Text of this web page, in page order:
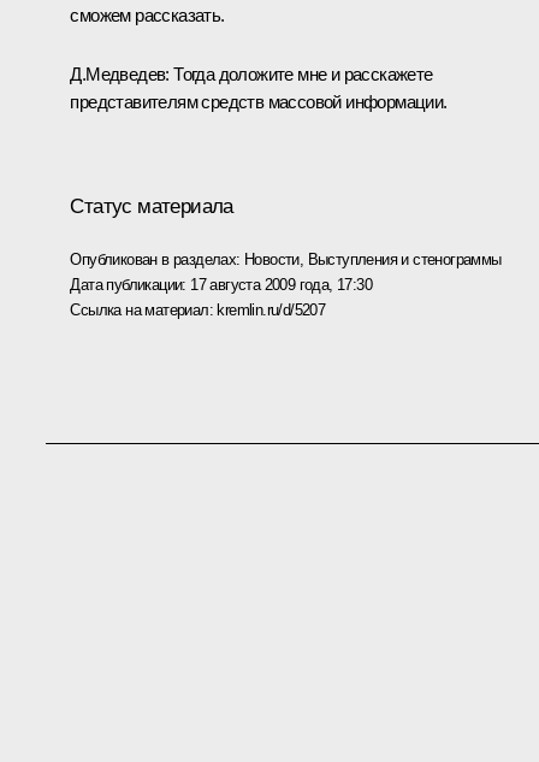
сможем рассказать.
Д.Медведев: Тогда доложите мне и расскажете
представителям средств массовой информации.
Статус материала
Опубликован в разделах: Новости, Выступления и стенограммы
Дата публикации: 17 августа 2009 года, 17:30
Ссылка на материал: kremlin.ru/d/5207